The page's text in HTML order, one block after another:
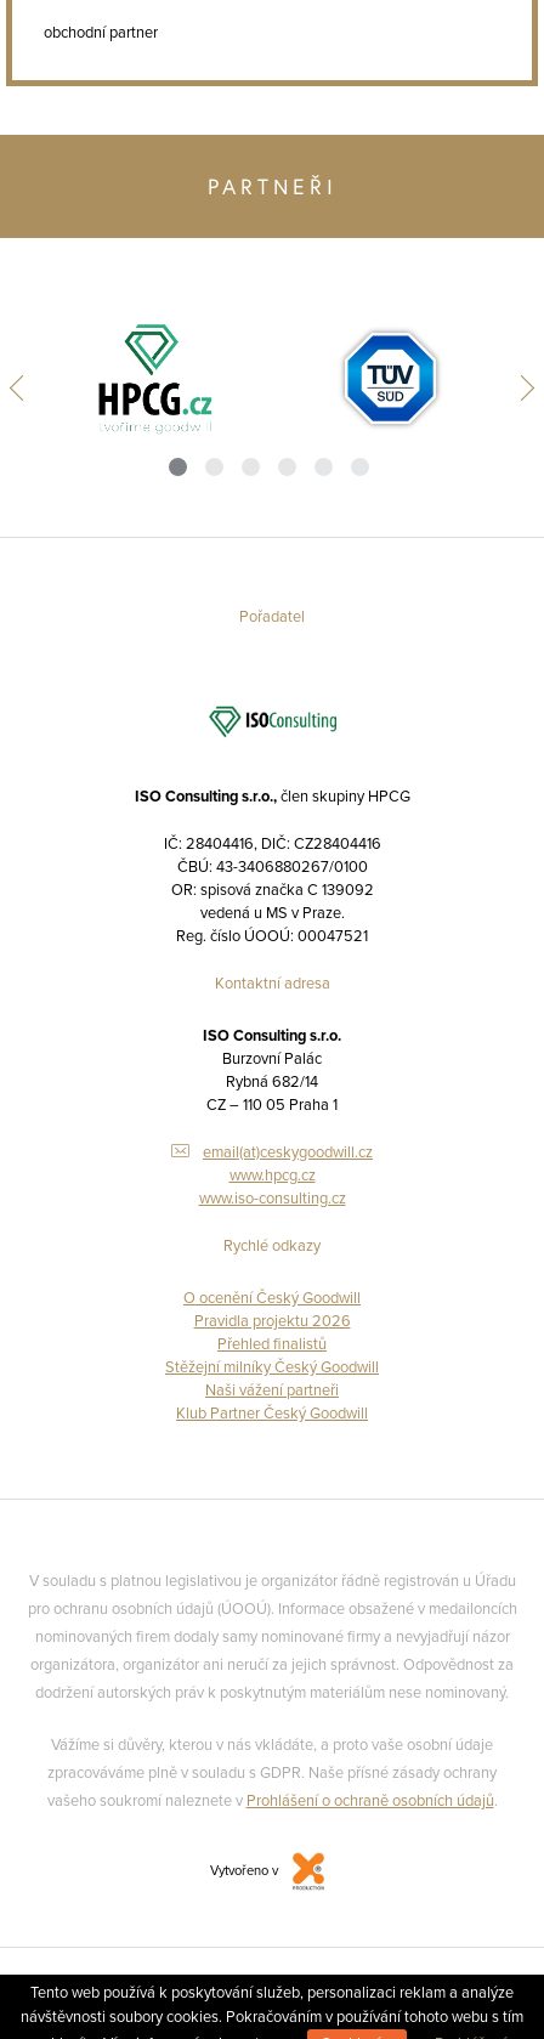
obchodní partner
PARTNEŘI
Pořadatel
ISO Consulting s.r.o.,člen skupiny HPCG
IČ: 28404416, DIČ: CZ28404416
ČBÚ: 43-3406880267/0100
OR: spisová značka C 139092
vedená u MS v Praze.
Reg. číslo ÚOOÚ: 00047521
Kontaktní adresa
ISO Consulting s.r.o.
Burzovní Palác
Rybná 682/14
CZ – 110 05 Praha 1
email(at)ceskygoodwill.cz
www.hpcg.cz
www.iso-consulting.cz
Rychlé odkazy
O ocenění Český Goodwill
Pravidla projektu 2026
Přehled finalistů
Stěžejní milníky Český Goodwill
Naši vážení partneři
Klub Partner Český Goodwill
V souladu s platnou legislativou je organizátor řádně registrován u Úřadu
pro ochranu osobních údajů (ÚOOÚ). Informace obsažené v medailoncích
nominovaných firem dodaly samy nominované firmy a nevyjadřují názor
organizátora, organizátor ani neručí za jejich správnost. Odpovědnost za
dodržení autorských práv k poskytnutým materiálům nese nominovaný.
Vážíme si důvěry, kterou v nás vkládáte, a proto vaše osobní údaje
zpracováváme plně v souladu s GDPR. Naše přísné zásady ochrany
vašeho soukromí naleznete v Prohlášení o ochraně osobních údajů.
Vytvořeno v
Tento web používá k poskytování služeb, personalizaci reklam a analýze
návštěvnosti soubory cookies. Pokračováním v používání tohoto webu s tím